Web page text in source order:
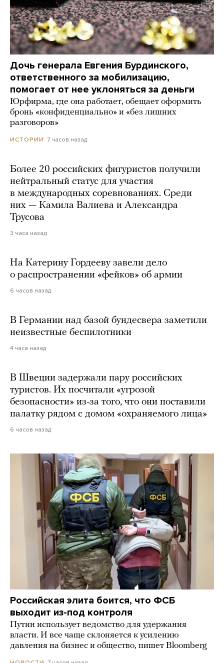
Дочь генерала Евгения Бурдинского,
ответственного за мобилизацию,
помогает от нее уклоняться за деньги
Юрфирма, где она работает, обещает оформить
бронь «конфиденциально» и «без лишних
разговоров»
ИСТОРИИ 7 часов назад
Более 20 российских фигуристов получили
нейтральный статус для участия
в международных соревнованиях. Среди
них — Камила Валиева и Александра
Трусова
3 часа назад
На Катерину Гордееву завели дело
о распространении «фейков» об армии
6 часов назад
В Германии над базой бундесвера заметили
неизвестные беспилотники
4 часа назад
В Швеции задержали пару российских
туристов. Их посчитали «угрозой
безопасности» из-за того, что они поставили
палатку рядом с домом «охраняемого лица»
6 часов назад
Российская элита боится, что ФСБ
выходит из-под контроля
Путин использует ведомство для удержания
власти. И все чаще склоняется к усилению
давления на бизнес и общество, пишет Bloomberg